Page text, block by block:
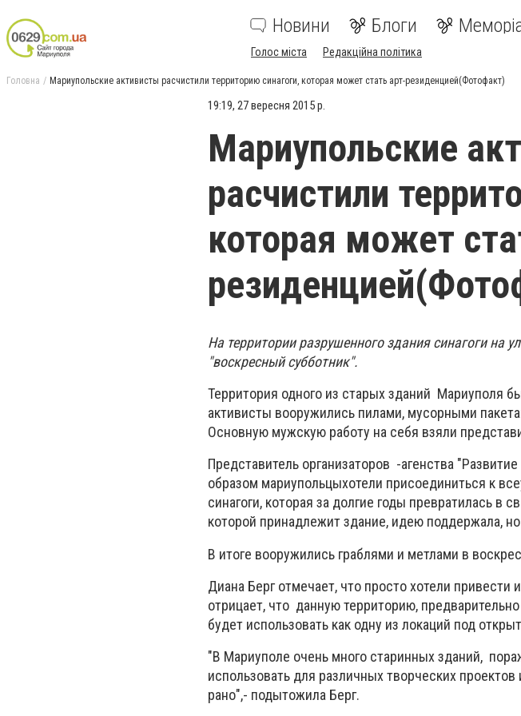
Новини Блоги
Голос міста Редакційна політика
Головна Мариупольские активисты расчистили территорию синагоги, которая может стать арт-резиденцией(Фотофакт)
19:19, 27 вересня 2015 р.
Мариупольские
расчистили
которая может
На территории разрушенного здания синагоги на
"воскресный субботник".
Территория одного из старых зданий Мариуполя
активисты вооружились пилами, мусорными
Основную мужскую работу на себя взяли
Представитель организаторов -агенства
образом мариупольцыхотели присоединиться к
синагоги, которая за долгие годы превратилась в
которой принадлежит здание, идею поддержала,
В итоге вооружились граблями и метлами в
Диана Берг отмечает, что просто хотели
отрицает, что данную территорию,
будет использовать как одну из локаций под
"В Мариуполе очень много старинных зданий,
использовать для различных творческих
рано",- подытожила Берг.